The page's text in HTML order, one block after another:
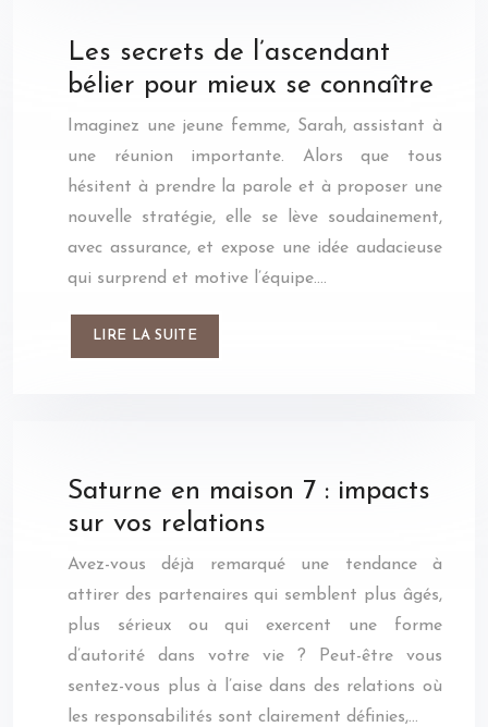
Les secrets de l’ascendant
bélier pour mieux se connaître
Imaginez une jeune femme, Sarah, assistant à
une réunion importante. Alors que tous
hésitent à prendre la parole et à proposer une
nouvelle stratégie, elle se lève soudainement,
avec assurance, et expose une idée audacieuse
qui surprend et motive l’équipe….
LIRE LA SUITE
Saturne en maison 7 : impacts
sur vos relations
Avez-vous déjà remarqué une tendance à
attirer des partenaires qui semblent plus âgés,
plus sérieux ou qui exercent une forme
d’autorité dans votre vie ? Peut-être vous
sentez-vous plus à l’aise dans des relations où
les responsabilités sont clairement définies,…